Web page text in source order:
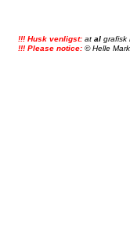
!!! Husk venligst:at al grafisk
!!! Please notice:© Helle